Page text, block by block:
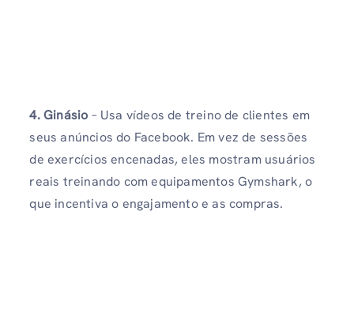
4. Ginásio – Usa vídeos de treino de clientes em
seus anúncios do Facebook. Em vez de sessões
de exercícios encenadas, eles mostram usuários
reais treinando com equipamentos Gymshark, o
que incentiva o engajamento e as compras.